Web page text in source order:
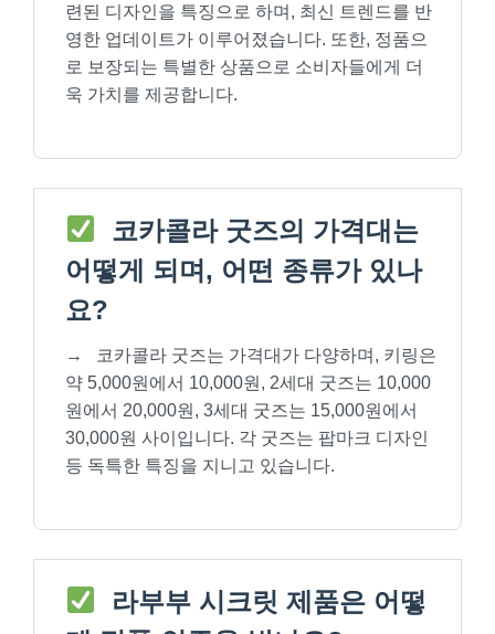
련된 디자인을 특징으로 하며, 최신 트렌드를 반
영한 업데이트가 이루어졌습니다. 또한, 정품으
로 보장되는 특별한 상품으로 소비자들에게 더
욱 가치를 제공합니다.
코카콜라 굿즈의 가격대는
어떻게 되며, 어떤 종류가 있나
요?
→
코카콜라 굿즈는 가격대가 다양하며, 키링은
약 5,000원에서 10,000원, 2세대 굿즈는 10,000
원에서 20,000원, 3세대 굿즈는 15,000원에서
30,000원 사이입니다. 각 굿즈는 팝마크 디자인
등 독특한 특징을 지니고 있습니다.
라부부 시크릿 제품은 어떻